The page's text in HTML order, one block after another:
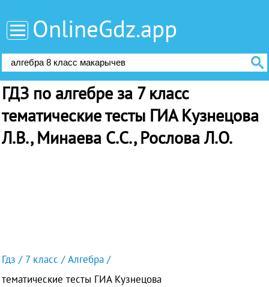
OnlineGdz.app
ГДЗ по алгебре за 7 класс
тематические тесты ГИА Кузнецова
Л.В., Минаева С.С., Рослова Л.О.
Гдз 7 класс
Алгебра
тематические тесты ГИА Кузнецова